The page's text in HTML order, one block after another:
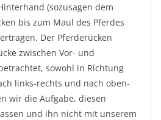
(sozusagen dem
bis zum Maul des Pferdes
Der Pferderücken
zwischen Vor- und
sowohl in Richtung
links-rechts und nach oben-
wir die Aufgabe, diesen
und ihn nicht mit unserem